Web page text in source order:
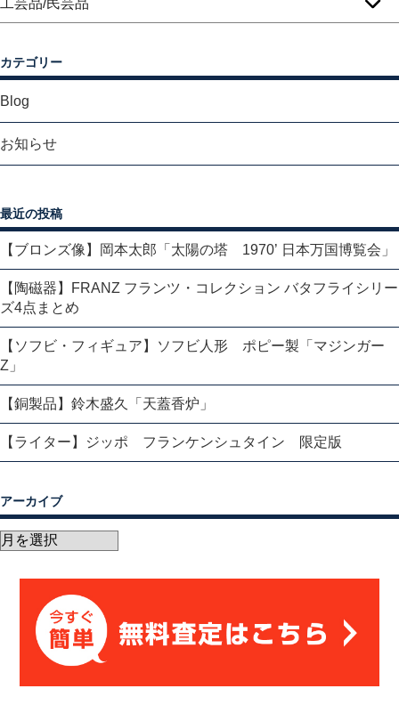
工芸品/民芸品
カテゴリー
Blog
お知らせ
最近の投稿
【ブロンズ像】岡本太郎「太陽の塔 1970’ 日本万国博覧会」
【陶磁器】FRANZ フランツ・コレクション バタフライシリー
ズ4点まとめ
【ソフビ・フィギュア】ソフビ人形 ポピー製「マジンガー
Z」
【銅製品】鈴木盛久「天蓋香炉」
【ライター】ジッポ フランケンシュタイン 限定版
アーカイブ